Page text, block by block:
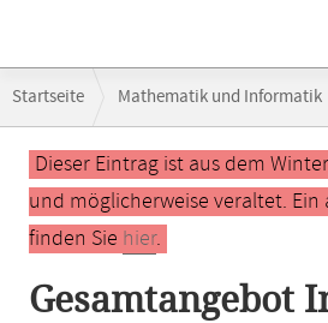
Navigation
Startseite Mathematik und Informatik
Hauptinhalt
Dieser Eintrag ist aus dem
und möglicherweise veraltet.
finden Sie hier.
Gesamtangebot